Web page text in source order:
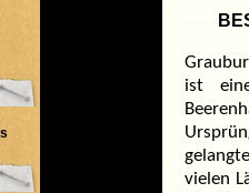
ist
vielen